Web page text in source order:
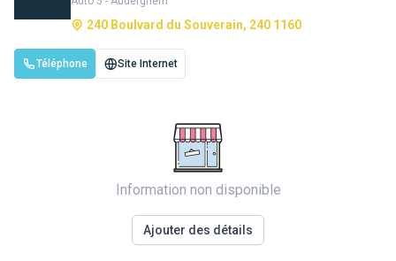
240 Boulvard du Souverain, 240 1160
Téléphone Site Internet
Information non disponible
Ajouter des détails